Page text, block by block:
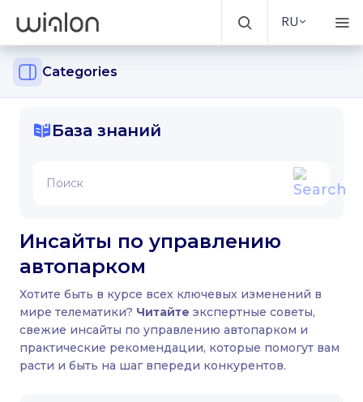
RU
Categories
База знаний
Инсайты по управлению
автопарком
Хотите быть в курсе всех ключевых изменений в
мире телематики? Читайте экспертные советы,
свежие инсайты по управлению автопарком и
практические рекомендации, которые помогут вам
расти и быть на шаг впереди конкурентов.